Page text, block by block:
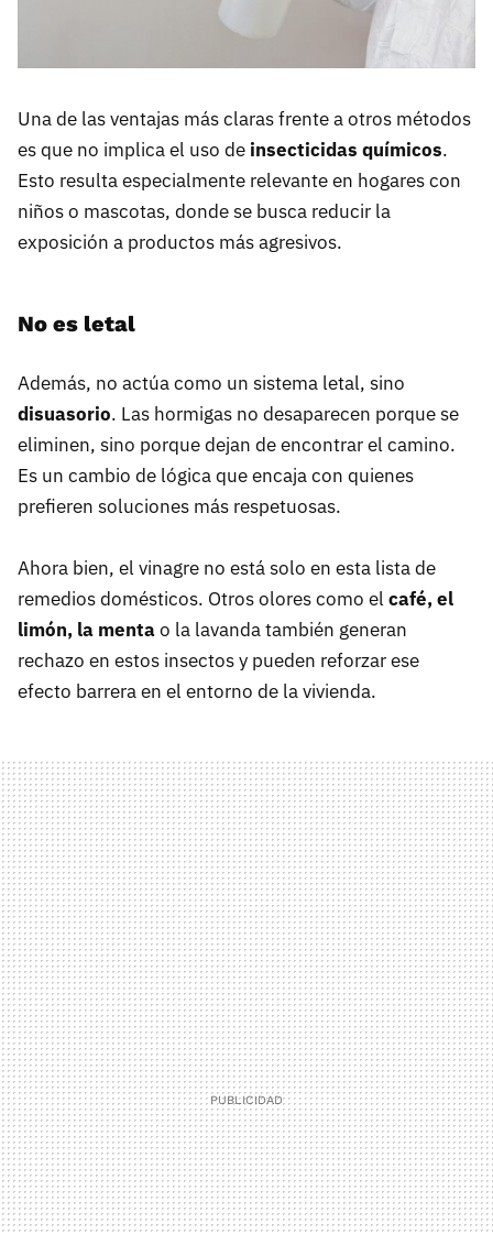
Una de las ventajas más claras frente a otros métodos
es que no implica el uso de insecticidas químicos.
Esto resulta especialmente relevante en hogares con
niños o mascotas, donde se busca reducir la
exposición a productos más agresivos.
No es letal
Además, no actúa como un sistema letal, sino
disuasorio. Las hormigas no desaparecen porque se
eliminen, sino porque dejan de encontrar el camino.
Es un cambio de lógica que encaja con quienes
prefieren soluciones más respetuosas.
Ahora bien, el vinagre no está solo en esta lista de
remedios domésticos. Otros olores como el café, el
limón, la mentao la lavanda también generan
rechazo en estos insectos y pueden reforzar ese
efecto barrera en el entorno de la vivienda.